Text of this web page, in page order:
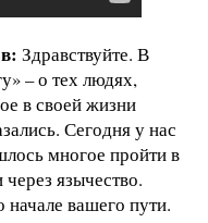
Здравствуйте. В
– о тех людях,
в своей жизни
Сегодня у нас
многое пройти в
язычество.
вашего пути.